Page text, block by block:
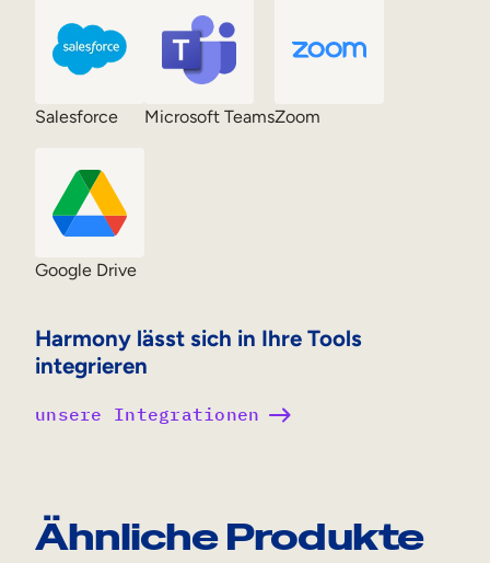
Harmony lässt sich in Ihre Tools
integrieren
Salesforce Microsoft TeamsZoom
Google Drive
unsere Integrationen
Ähnliche Produkte